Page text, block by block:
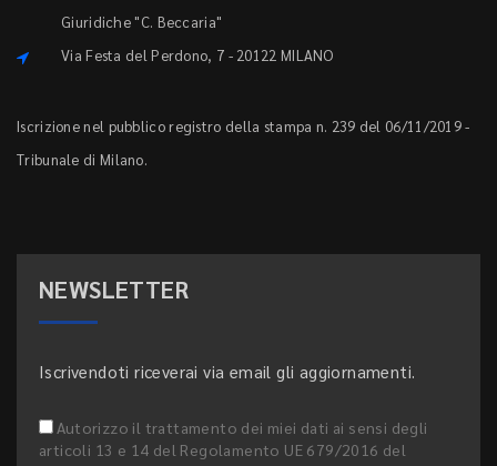
Giuridiche "C. Beccaria"
Via Festa del Perdono, 7 - 20122 MILANO
Iscrizione nel pubblico registro della stampa n. 239 del 06/11/2019 -
Tribunale di Milano.
NEWSLETTER
Iscrivendoti riceverai via email gli aggiornamenti.
Autorizzo il trattamento dei miei dati ai sensi degli
articoli 13 e 14 del Regolamento UE 679/2016 del